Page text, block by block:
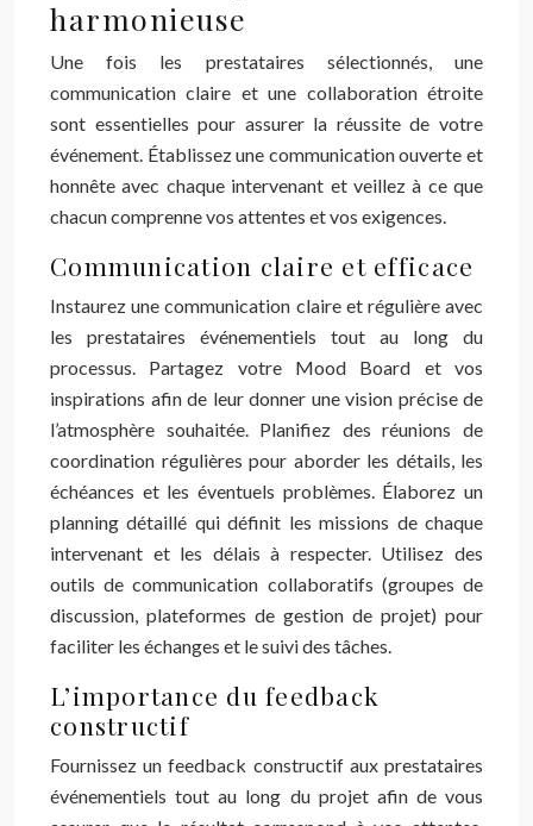
harmonieuse
Une fois les prestataires sélectionnés, une
communication claire et une collaboration étroite
sont essentielles pour assurer la réussite de votre
événement. Établissez une communication ouverte et
honnête avec chaque intervenant et veillez à ce que
chacun comprenne vos attentes et vos exigences.
Communication claire et efficace
Instaurez une communication claire et régulière avec
les prestataires événementiels tout au long du
processus. Partagez votre Mood Board et vos
inspirations afin de leur donner une vision précise de
l’atmosphère souhaitée. Planifiez des réunions de
coordination régulières pour aborder les détails, les
échéances et les éventuels problèmes. Élaborez un
planning détaillé qui définit les missions de chaque
intervenant et les délais à respecter. Utilisez des
outils de communication collaboratifs (groupes de
discussion, plateformes de gestion de projet) pour
faciliter les échanges et le suivi des tâches.
L’importance du feedback
constructif
Fournissez un feedback constructif aux prestataires
événementiels tout au long du projet afin de vous